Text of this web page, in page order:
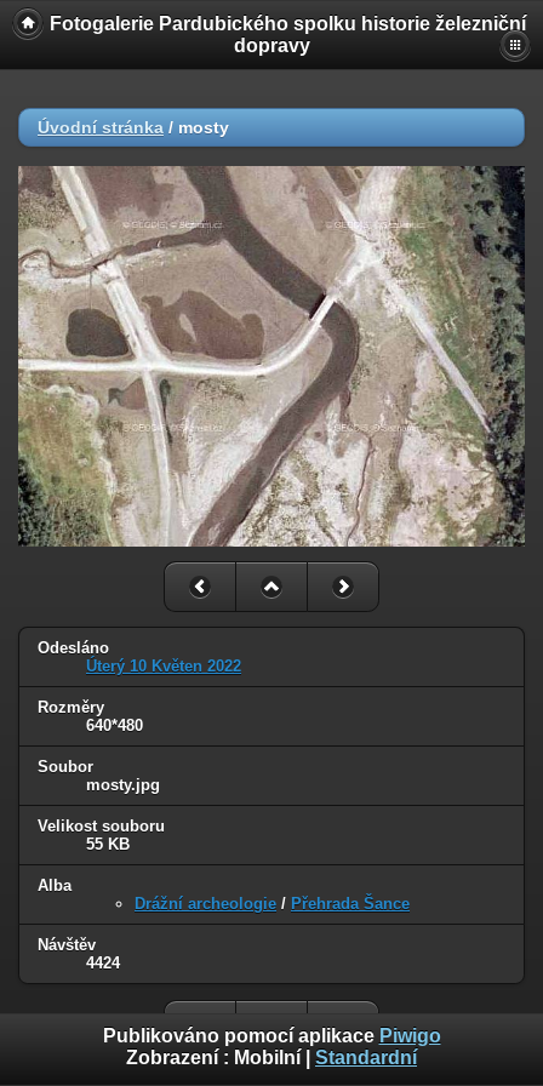
Fotogalerie Pardubického spolku historie železniční
dopravy
Úvodní stránka / mosty
Odesláno
Úterý 10 Květen 2022
Rozměry
640*480
Soubor
mosty.jpg
Velikost souboru
55 KB
Alba
Drážní archeologie / Přehrada Šance
Návštěv
4424
Publikováno pomocí aplikace Piwigo
Zobrazení : Mobilní Standardní